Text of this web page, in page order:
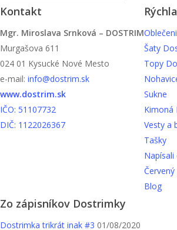
Kontakt
Mgr. Miroslava Srnková – DOSTRIM
Murgašova 611
024 01 Kysucké Nové Mesto
e-mail: info@dostrim.sk
www.dostrim.sk
IČO: 51107732
DIČ: 1122026367
Šaty
Topy
Sukne
Kimoná
Vesty a
Tašky
Napísali
Blog
Zo zápisníkov Dostrimky
Dostrimka trikrát inak #3 01/08/2020